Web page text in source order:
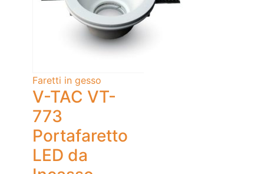
Faretti in gesso
V-TAC VT-
773
Portafaretto
LED da